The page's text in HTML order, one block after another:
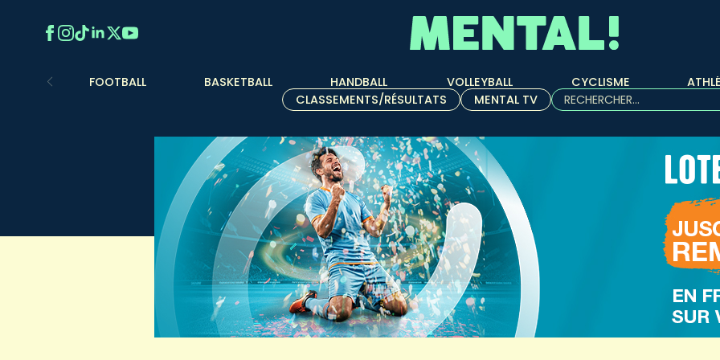
FOOTBALL BASKETBALL HANDBALL VOLLEYBALL CYCLISME
CLASSEMENTS/RÉSULTATS
MENTAL TV
Rechercher :